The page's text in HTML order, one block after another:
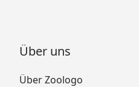
Über uns
Über Zoologo